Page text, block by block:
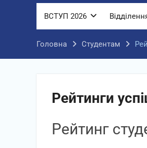
ВСТУП 2026
Головна Студентам
Рейтинги
Рейтинг